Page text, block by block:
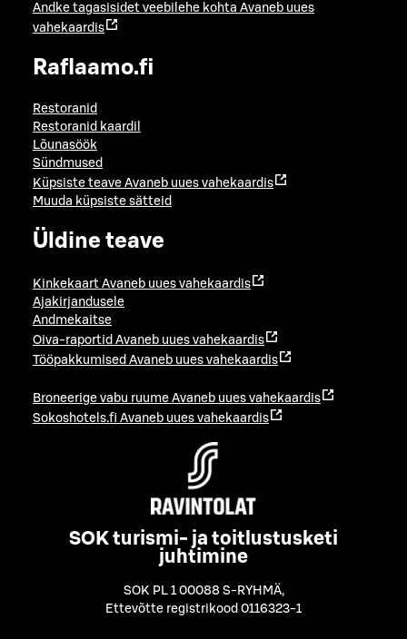
Andke tagasisidet veebilehe kohta Avaneb uues
vahekaardis
Raflaamo.fi
Restoranid
Restoranid kaardil
Lõunasöök
Sündmused
Küpsiste teave Avaneb uues vahekaardis
Muuda küpsiste sätteid
Üldine teave
Kinkekaart Avaneb uues vahekaardis
Ajakirjandusele
Andmekaitse
Oiva-raportid Avaneb uues vahekaardis
Tööpakkumised Avaneb uues vahekaardis
Broneerige vabu ruume Avaneb uues vahekaardis
Sokoshotels.fi Avaneb uues vahekaardis
SOK turismi- ja toitlustusketi
juhtimine
SOK PL 1 00088 S-RYHMÄ,
Ettevõtte registrikood 0116323-1